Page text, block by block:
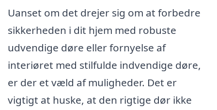
Uanset om det drejer sig om at forbedre
sikkerheden i dit hjem med robuste
udvendige døre eller fornyelse af
interiøret med stilfulde indvendige døre,
er der et væld af muligheder. Det er
vigtigt at huske, at den rigtige dør ikke